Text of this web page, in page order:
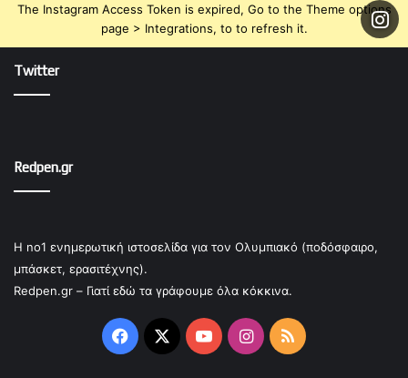
The Instagram Access Token is expired, Go to the Theme options
page > Integrations, to to refresh it.
Twitter
Redpen.gr
Η no1 ενημερωτική ιστοσελίδα για τον Ολυμπιακό (ποδόσφαιρο,
μπάσκετ, ερασιτέχνης).
Redpen.gr – Γιατί εδώ τα γράφουμε όλα κόκκινα.
Facebook
X YouTubeInstagram
RSS